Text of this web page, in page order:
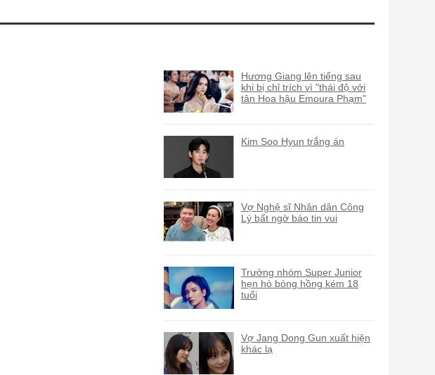
Hương Giang lên tiếng sau
khi bị chỉ trích vì "thái độ với
tân Hoa hậu Emoura Phạm"
Kim Soo Hyun trắng án
Vợ Nghệ sĩ Nhân dân Công
Lý bất ngờ báo tin vui
Trưởng nhóm Super Junior
hẹn hò bóng hồng kém 18
tuổi
Vợ Jang Dong Gun xuất hiện
khác lạ